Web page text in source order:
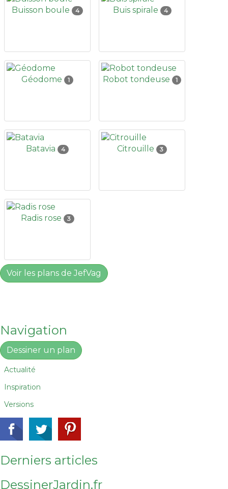
Buisson boule 4 Buis spirale 4
Géodome 1 Robot tondeuse 1
Batavia 4 Citrouille 3
Radis rose 3
Voir les plans de JefVag
Navigation
Dessiner un plan
Actualité
Inspiration
Versions
Derniers articles
DessinerJardin.fr